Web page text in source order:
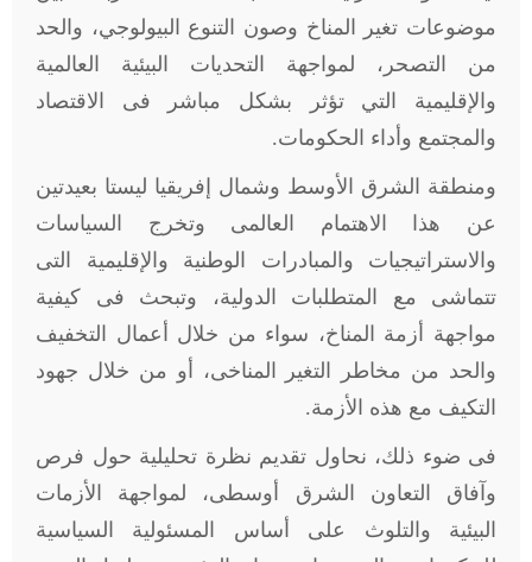
موضوعات تغير المناخ وصون التنوع البيولوجي، والحد
من التصحر، لمواجهة التحديات البيئية العالمية
والإقليمية التي تؤثر بشكل مباشر فى الاقتصاد
والمجتمع وأداء الحكومات.
ومنطقة الشرق الأوسط وشمال إفريقيا ليستا بعيدتين
عن هذا الاهتمام العالمى وتخرج السياسات
والاستراتيجيات والمبادرات الوطنية والإقليمية التى
تتماشى مع المتطلبات الدولية، وتبحث فى كيفية
مواجهة أزمة المناخ، سواء من خلال أعمال التخفيف
والحد من مخاطر التغير المناخى، أو من خلال جهود
التكيف مع هذه الأزمة.
فى ضوء ذلك، نحاول تقديم نظرة تحليلية حول فرص
وآفاق التعاون الشرق أوسطى، لمواجهة الأزمات
البيئية والتلوث على أساس المسئولية السياسية